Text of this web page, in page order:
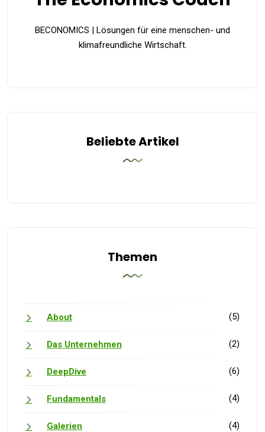
BECONOMICS | Lösungen für eine menschen- und
klimafreundliche Wirtschaft.
Beliebte Artikel
Themen
About (5)
Das Unternehmen (2)
DeepDive (6)
Fundamentals (4)
Galerien (4)